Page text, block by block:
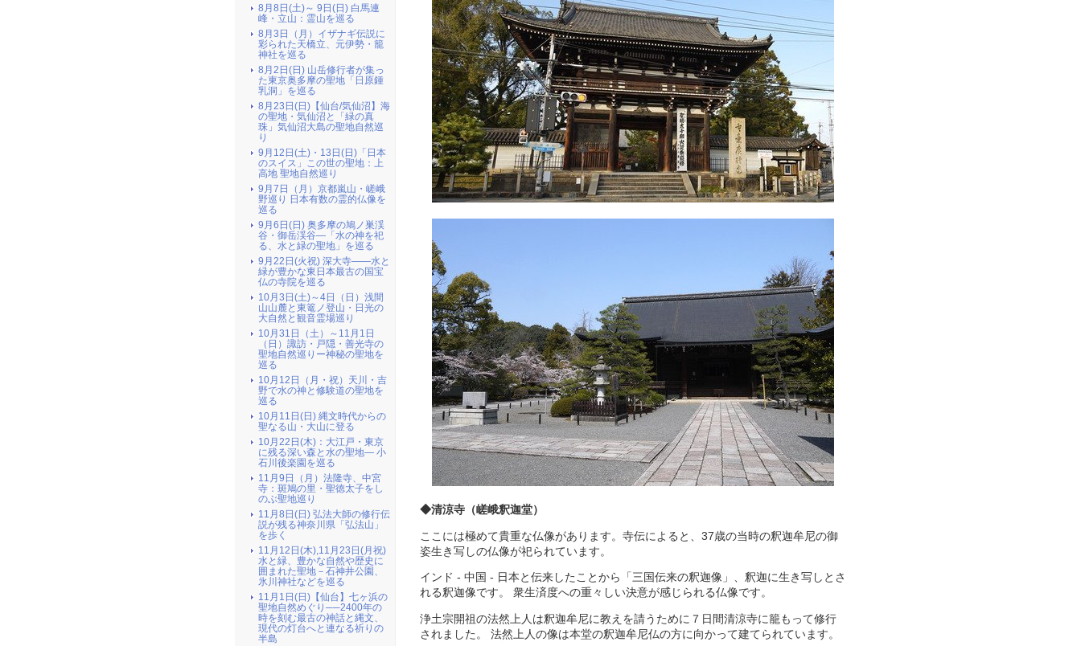
◆清涼寺（嵯峨釈迦堂）
ここには極めて貴重な仏像があります。寺伝によると、37歳の当時の釈迦牟尼の御
姿生き写しの仏像が祀られています。
インド - 中国 - 日本と伝来したことから「三国伝来の釈迦像」、釈迦に生き写しとさ
れる釈迦像です。 衆生済度への重々しい決意が感じられる仏像です。
浄土宗開祖の法然上人は釈迦牟尼に教えを請うために７日間清涼寺に籠もって修行
されました。 法然上人の像は本堂の釈迦牟尼仏の方に向かって建てられています。
8月8日(土)～ 9日(日) 白馬連
峰・立山：霊山を巡る
8月3日（月）イザナギ伝説に
彩られた天橋立、元伊勢・籠
神社を巡る
8月2日(日) 山岳修行者が集っ
た東京奥多摩の聖地「日原鍾
乳洞」を巡る
8月23日(日)【仙台/気仙沼】海
の聖地・気仙沼と「緑の真
珠」気仙沼大島の聖地自然巡
り
9月12日(土)・13日(日)「日本
のスイス」この世の聖地：上
高地 聖地自然巡り
9月7日（月）京都嵐山・嵯峨
野巡り 日本有数の霊的仏像を
巡る
9月6日(日) 奥多摩の鳩ノ巣渓
谷・御岳渓谷―「水の神を祀
る、水と緑の聖地」を巡る
9月22日(火祝) 深大寺――水と
緑が豊かな東日本最古の国宝
仏の寺院を巡る
10月3日(土)～4日（日）浅間
山山麓と東篭ノ登山・日光の
大自然と観音霊場巡り
10月31日（土）～11月1日
（日）諏訪・戸隠・善光寺の
聖地自然巡りー神秘の聖地を
巡る
10月12日（月・祝）天川・吉
野で水の神と修験道の聖地を
巡る
10月11日(日) 縄文時代からの
聖なる山・大山に登る
10月22日(木)：大江戸・東京
に残る深い森と水の聖地― 小
石川後楽園を巡る
11月9日（月）法隆寺、中宮
寺：斑鳩の里・聖徳太子をし
のぶ聖地巡り
11月8日(日) 弘法大師の修行伝
説が残る神奈川県「弘法山」
を歩く
11月12日(木),11月23日(月祝)
水と緑、豊かな自然や歴史に
囲まれた聖地－石神井公園、
氷川神社などを巡る
11月1日(日)【仙台】七ヶ浜の
聖地自然めぐり──2400年の
時を刻む最古の神話と縄文、
現代の灯台へと連なる祈りの
半島